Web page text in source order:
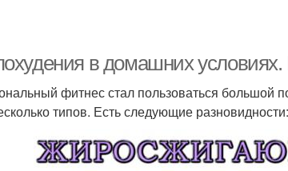
в домашних
фитнес стал пользоваться большой
типов. Есть следующие разновидности: